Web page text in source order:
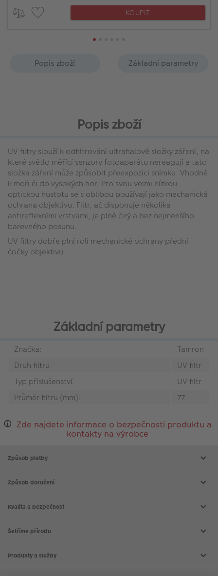
KOUPIT
Popis zboží Základní parametry
Popis zboží
UV filtry slouží k odfiltrování ultrafialové složky záření, na
které světlo měřící senzory fotoaparátu nereagují a tato
složka záření může způsobit přeexpozici snímku. Vhodné
k moři či do vysokých hor. Pro svou velmi nízkou
optickou hustotu se s oblibou používají jako mechanická
ochrana objektivu. Filtr, ač disponuje několika
antireflexními vrstvami, je plně čirý a bez nejmenšího
barevného posunu.
UV filtry dobře plní roli mechanické ochrany přední
čočky objektivu
Základní parametry
Značka:
Tamron
Druh filtru:
UV filtr
Typ příslušenství:
UV filtr
Průměr filtru (mm):
77
Zde najdete informace o bezpečnosti produktu a
kontakty na výrobce
Způsob platby
Způsob doručení
Kvalita a bezpečnost
Šetříme přírodu
Produkty a služby